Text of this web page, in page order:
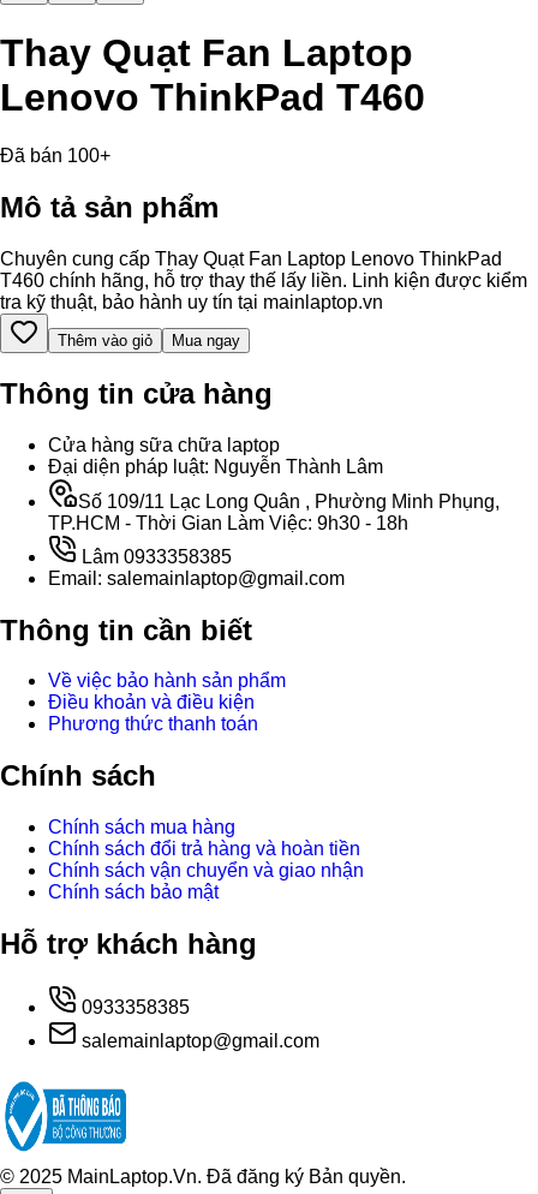
Thay Quạt Fan Laptop
Lenovo ThinkPad T460
Đã bán 100+
Mô tả sản phẩm
Chuyên cung cấp Thay Quạt Fan Laptop Lenovo ThinkPad
T460 chính hãng, hỗ trợ thay thế lấy liền. Linh kiện được kiểm
tra kỹ thuật, bảo hành uy tín tại mainlaptop.vn
Thêm vào giỏ Mua ngay
Thông tin cửa hàng
Cửa hàng sữa chữa laptop
Đại diện pháp luật: Nguyễn Thành Lâm
Số 109/11 Lạc Long Quân , Phường Minh Phụng,
TP.HCM - Thời Gian Làm Việc: 9h30 - 18h
Lâm 0933358385
Email: salemainlaptop@gmail.com
Thông tin cần biết
Về việc bảo hành sản phẩm
Điều khoản và điều kiện
Phương thức thanh toán
Chính sách
Chính sách mua hàng
Chính sách đổi trả hàng và hoàn tiền
Chính sách vận chuyển và giao nhận
Chính sách bảo mật
Hỗ trợ khách hàng
0933358385
salemainlaptop@gmail.com
© 2025 MainLaptop.Vn. Đã đăng ký Bản quyền.